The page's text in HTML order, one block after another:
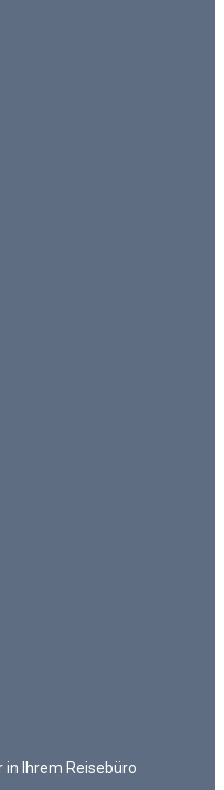
Ihrem Reisebüro